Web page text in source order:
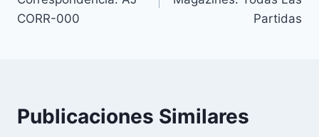
entradas
CORR-000
Partidas
Publicaciones Similares